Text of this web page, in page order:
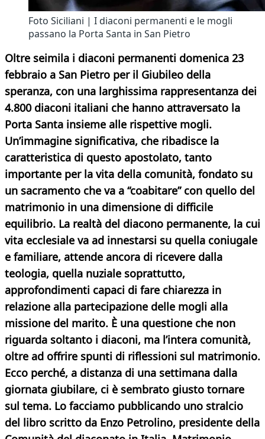
Foto Siciliani | I diaconi permanenti e le mogli
passano la Porta Santa in San Pietro
Oltre seimila i diaconi permanenti domenica 23
febbraio a San Pietro per il Giubileo della
speranza, con una larghissima rappresentanza dei
4.800 diaconi italiani che hanno attraversato la
Porta Santa insieme alle rispettive mogli.
Un’immagine significativa, che ribadisce la
caratteristica di questo apostolato, tanto
importante per la vita della comunità, fondato su
un sacramento che va a “coabitare” con quello del
matrimonio in una dimensione di difficile
equilibrio. La realtà del diacono permanente, la cui
vita ecclesiale va ad innestarsi su quella coniugale
e familiare, attende ancora di ricevere dalla
teologia, quella nuziale soprattutto,
approfondimenti capaci di fare chiarezza in
relazione alla partecipazione delle mogli alla
missione del marito. È una questione che non
riguarda soltanto i diaconi, ma l’intera comunità,
oltre ad offrire spunti di riflessioni sul matrimonio.
Ecco perché, a distanza di una settimana dalla
giornata giubilare, ci è sembrato giusto tornare
sul tema. Lo facciamo pubblicando uno stralcio
del libro scritto da Enzo Petrolino, presidente della